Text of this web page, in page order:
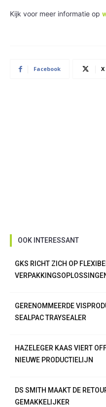
Kijk voor meer informatie op
Facebook X
OOK INTERESSANT
GKS RICHT ZICH OP
GERENOMMEERDE
SEALPAC TRAYSEALER
HAZELEGER KAAS VIERT
NIEUWE PRODUCTIELIJN
DS SMITH MAAKT DE
GEMAKKELIJKER